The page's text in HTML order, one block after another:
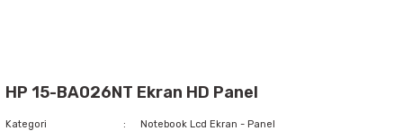
HP 15-BA026NT Ekran HD Panel
Kategori
Notebook Lcd Ekran - Panel